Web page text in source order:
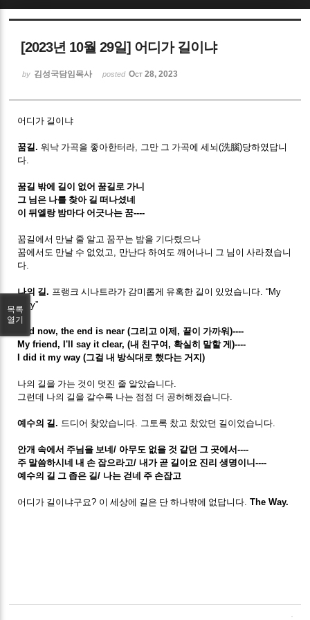
[2023년 10월 29일] 어디가 길이냐
by 김성국담임목사 posted Oct 28, 2023
어디가 길이냐
꿈길. 워낙 가곡을 좋아한터라 그만 그 가곡에 세뇌(洗腦)당하였답니
다
꿈길 밖에 길이 없어 꿈길로 가니
그 님은 나를 찾아 길 떠나셨네
이 뒤엘랑 밤마다 어긋나는 꿈----
꿈길에서 만날 줄 알고 꿈꾸는 밤을 기다렸으나
꿈에서도 만날 수 없었고
만난다 하여도 깨어나니 그 님이 사라졌습니
다
나의 길. 프랭크 시나트라가 감미롭게 유혹한 길이 있었습니다 . “My
Way”
And now, the end is near (그리고 이제, 끝이 가까워)----
My friend, I'll say it clear, (내 친구여,확실히 말할 게)----
I did it my way (그걸 내 방식대로 했다는 거지)
나의 길을 가는 것이 멋진 줄 알았습니다
그런데 나의 길을 갈수록 나는 점점 더 공허해졌습니다
예수의 길. 드디어 찾았습니다 그토록 찼고 찼았던 길이었습니다
안개 속에서 주님을 보네/ 아무도 없을 것 같던 그 곳에서----
주 말씀하시네 내 손 잡으라고/내가 곧 길이요 진리 생명이니----
예수의 길 그 좁은 길/ 나는 걷네 주 손잡고
어디가 길이냐구요? 이 세상에 길은 단 하나밖에 없답니다 .The Way.
목록
열기
Sketchbook5, 스케치북5
Sketchbook5, 스케치북5